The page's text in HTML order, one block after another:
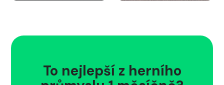
To nejlepší z herního